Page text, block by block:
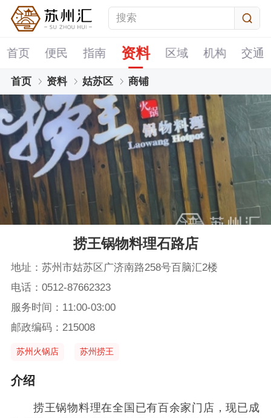
首页 便民 指南 资料 区域 机构 交通
首页 资料 姑苏区 商铺
捞王锅物料理石路店
地址：苏州市姑苏区广济南路258号百脑汇2楼
电话：0512-87662323
服务时间：11:00-03:00
邮政编码：215008
苏州火锅店 苏州捞王
介绍
捞王锅物料理在全国已有百余家门店，现已成